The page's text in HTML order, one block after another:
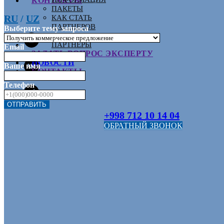
RU / UZ
+998 712 10 14 04
ОБРАТНЫЙ ЗВОНОК
ПАКЕТЫ
КАК СТАТЬ
ПАРТНЕРОВ
ОФИЦИАЛЬНЫЕ
ПАРТНЕРЫ
ЗАДАТЬ ВОПРОС ЭКСПЕРТУ
НОВОСТИ
КОНТАКТЫ
Выберите тему запроса
Email
Ваше имя
Телефон
ОТПРАВИТЬ